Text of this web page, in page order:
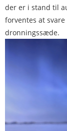
der er i stand til
forventes at
dronningssæde.